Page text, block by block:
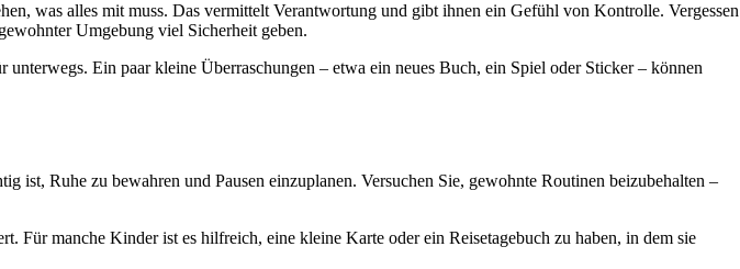
was alles mit muss. Das vermittelt Verantwortung und gibt ihnen ein Gefühl von Kontrolle. Vergessen
Umgebung viel Sicherheit geben.
Ein paar kleine Überraschungen – etwa ein neues Buch, ein Spiel oder Sticker – können
ist, Ruhe zu bewahren und Pausen einzuplanen. Versuchen Sie, gewohnte Routinen beizubehalten –
Für manche Kinder ist es hilfreich, eine kleine Karte oder ein Reisetagebuch zu haben, in dem sie